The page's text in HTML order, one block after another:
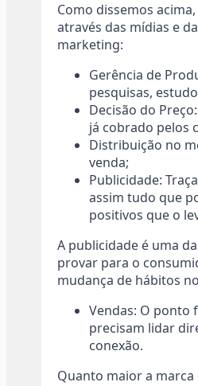
Como dissemos
através das mídias e
marketing:
Gerência de
pesquisas,
Decisão do
já cobrado pelos
Distribuição no
venda;
Publicidade:
assim tudo que
positivos que o
A publicidade é uma
provar para o
mudança de hábitos
Vendas: O ponto
precisam lidar
conexão.
Quanto maior a marca